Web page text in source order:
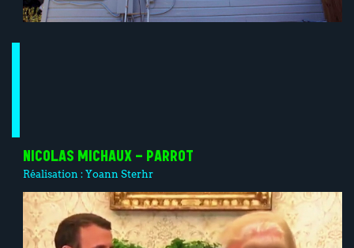
NICOLAS MICHAUX – PARROT
Réalisation :Yoann Sterhr